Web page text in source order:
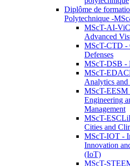
Diplôme de
Polytechnique -
MScT-AI-
Advanced
MScT-CTD -
Defenses
MScT-DSB -
MScT-
Analytics and
MScT-EESM
Engineering
Management
MScT-
Cities and
MScT-IOT -
Innovation
(IoT)
MScT-